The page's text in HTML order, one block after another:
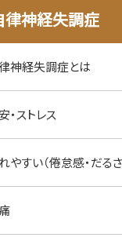
律神経失調症
神経失調症とは
・ストレス
やすい（倦怠感・だるさ